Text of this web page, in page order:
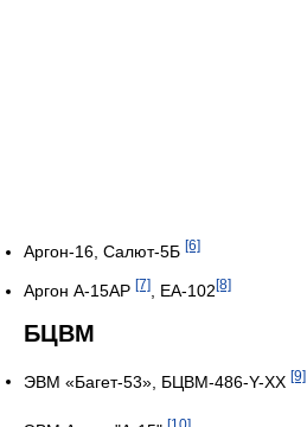
Аргон-16, Салют-5Б [6]
Аргон А-15АР [7] , ЕА-102 [8]
БЦВМ
ЭВМ «Багет-53», БЦВМ-486-Y-XX [9]